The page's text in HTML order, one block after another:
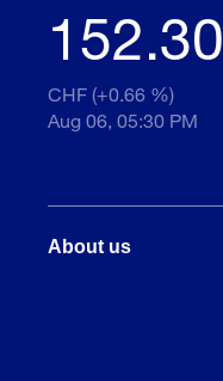
152.30
CHF (+0.66 %)
Aug 06, 05:30 PM
About us